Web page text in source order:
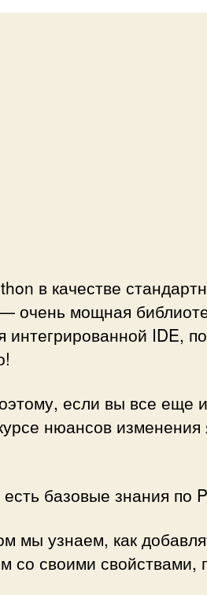
в качестве
очень мощная
интегрированной IDE,
если вы все еще
нюансов
базовые знания по
мы узнаем, как
со своими свойствами,